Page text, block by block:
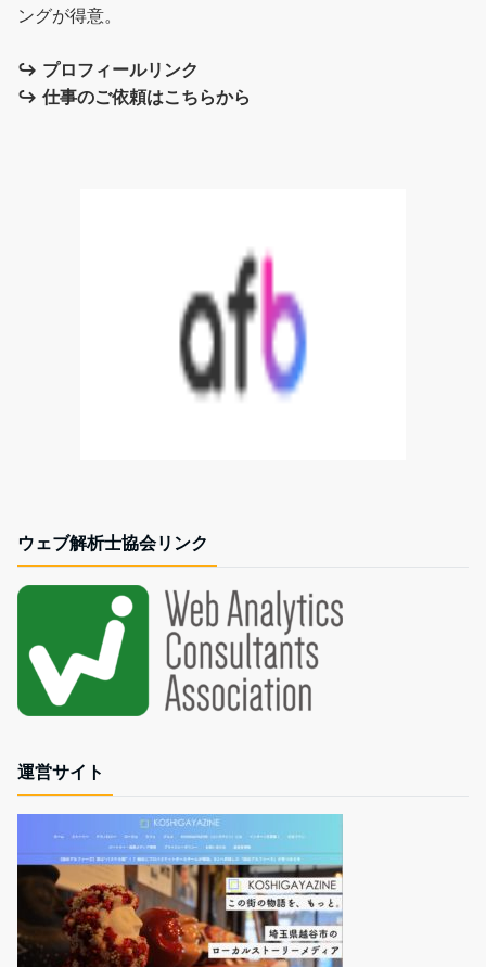
ングが得意。
↪︎ プロフィールリンク
↪︎ 仕事のご依頼はこちらから
ウェブ解析士協会リンク
運営サイト